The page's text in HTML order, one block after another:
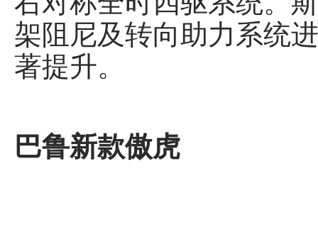
架阻尼及转向助力系统
著提升。
巴鲁新款傲虎